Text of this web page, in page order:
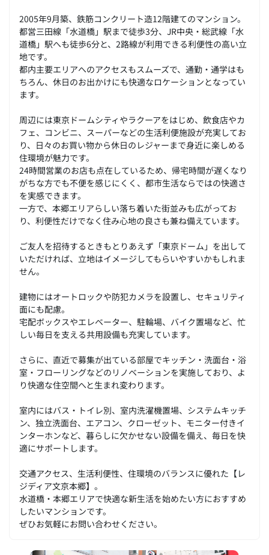
2005年9月築、鉄筋コンクリート造12階建てのマンション。
都営三田線「水道橋」駅まで徒歩3分、JR中央・総武線「水
道橋」駅へも徒歩6分と、2路線が利用できる利便性の高い立
地です。
都内主要エリアへのアクセスもスムーズで、通勤・通学はも
ちろん、休日のお出かけにも快適なロケーションとなってい
ます。
周辺には東京ドームシティやラクーアをはじめ、飲食店やカ
フェ、コンビニ、スーパーなどの生活利便施設が充実してお
り、日々のお買い物から休日のレジャーまで身近に楽しめる
住環境が魅力です。
24時間営業のお店も点在しているため、帰宅時間が遅くなり
がちな方でも不便を感じにくく、都市生活ならではの快適さ
を実感できます。
一方で、本郷エリアらしい落ち着いた街並みも広がってお
り、利便性だけでなく住み心地の良さも兼ね備えています。
ご友人を招待するときもとりあえず「東京ドーム」を出して
いただければ、立地はイメージしてもらいやすいかもしれま
せん。
建物にはオートロックや防犯カメラを設置し、セキュリティ
面にも配慮。
宅配ボックスやエレベーター、駐輪場、バイク置場など、忙
しい毎日を支える共用設備も充実しています。
さらに、直近で募集が出ている部屋でキッチン・洗面台・浴
室・フローリングなどのリノベーションを実施しており、よ
り快適な住空間へと生まれ変わります。
室内にはバス・トイレ別、室内洗濯機置場、システムキッチ
ン、独立洗面台、エアコン、クローゼット、モニター付きイ
ンターホンなど、暮らしに欠かせない設備を備え、毎日を快
適にサポートします。
交通アクセス、生活利便性、住環境のバランスに優れた【レ
ジディア文京本郷】。
水道橋・本郷エリアで快適な新生活を始めたい方におすすめ
したいマンションです。
ぜひお気軽にお問い合わせください。